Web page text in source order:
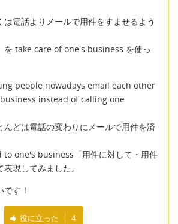
は電話よりメールで用件をすませるよう
を take care of one's business を使っ
people nowadays email each other
instead of calling one
んどは電話の変わりにメールで用件を済
one's business「用件に対して・用件
現してみました。
す！
役に立った 4